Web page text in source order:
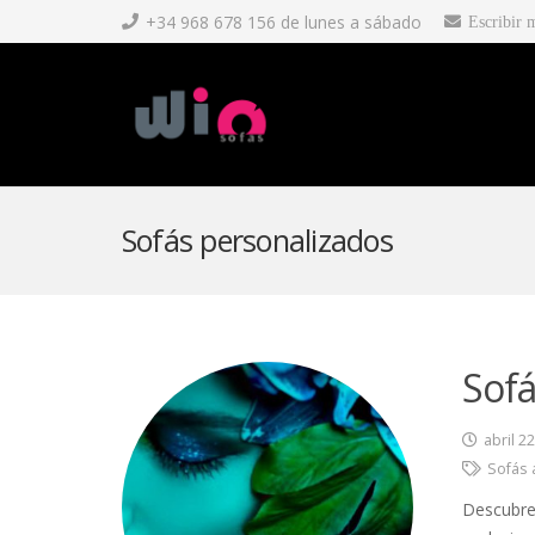
+34 968 678 156 de lunes a sábado Escribir
Sofás personalizados
abril
Sofás